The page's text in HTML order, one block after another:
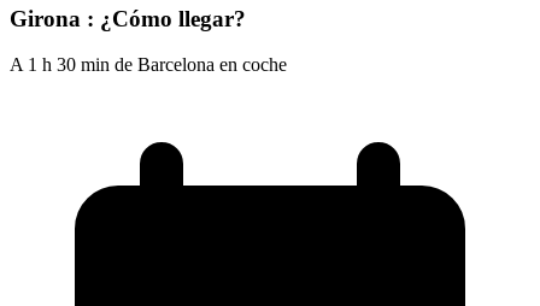
Girona : ¿Cómo llegar?
A 1 h 30 min de Barcelona en coche